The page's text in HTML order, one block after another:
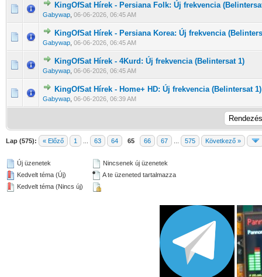
KingOfSat Hírek - Persiana Folk: Új frekvencia
Gabywap 06-06-2026, 06:45 AM
0 Szavazat - 0 / 5 átlagban
12345
KingOfSat Hírek - Persiana Korea: Új frekvencia
Gabywap 06-06-2026, 06:45 AM
0 Szavazat - 0 / 5 átlagban
12345
KingOfSat Hírek - 4Kurd: Új frekvencia (Belintersat 1)
Gabywap 06-06-2026, 06:45 AM
0 Szavazat - 0 / 5 átlagban
1234 5
KingOfSat Hírek - Home+ HD: Új frekvencia (Belintersat 1)
Gabywap 06-06-2026, 06:39 AM
0 Szavazat - 0 / 5 átlagban
1234 5
Lap (575): « Előző 1 63 64 65 66 67 575 Következő »
Új üzenetek
Kedvelt téma (Új)
Kedvelt téma (Nincs új)
Nincsenek új üzenetek
A te üzeneted tartalmazza